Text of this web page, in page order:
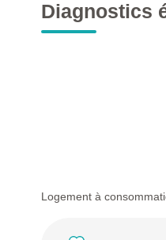
Diagnostics
Logement à